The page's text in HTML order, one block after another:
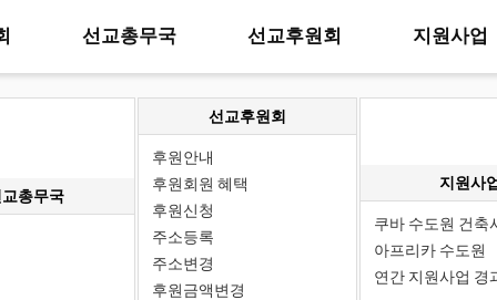
선교총무국 선교후원회 지원사업
총무국
선교후원회
후원안내
후원회원 혜택
후원신청
주소등록
주소변경
후원금액변경
지원사업
쿠바 수도원 건축
아프리카 수도원
연간 지원사업 경